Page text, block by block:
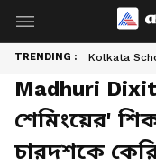
TRENDING : Kolkata
Madhuri
শেমিংয়ের'
চারদশকে